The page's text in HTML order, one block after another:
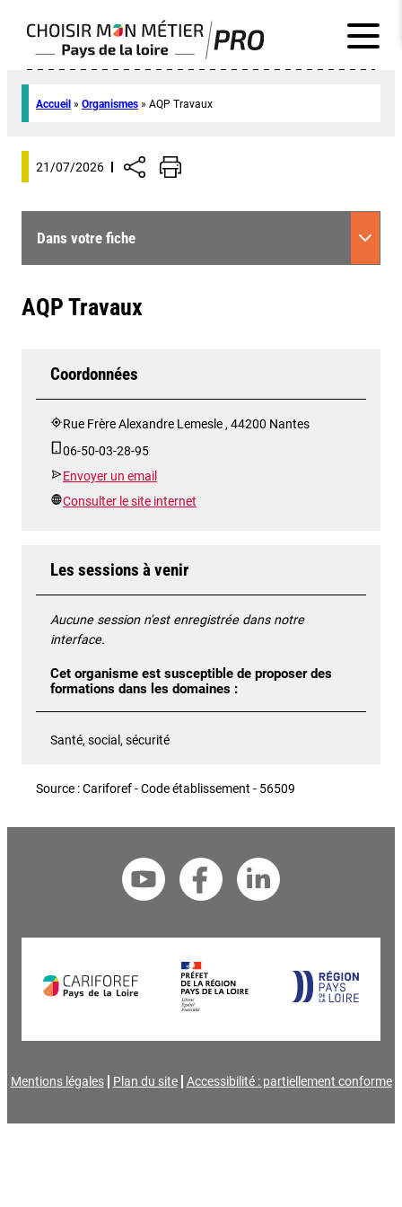
Accueil » Organismes » AQP Travaux
21/07/2026
Dans votre fiche
AQP Travaux
Coordonnées
Rue Frère Alexandre Lemesle , 44200 Nantes
06-50-03-28-95
Envoyer un email
Consulter le site internet
Les sessions à venir
Aucune session n'est enregistrée dans notre
interface.
Cet organisme est susceptible de proposer des
formations dans les domaines :
Santé, social, sécurité
Source : Cariforef - Code établissement - 56509
Mentions légales Plan du site Accessibilité : partiellement conforme